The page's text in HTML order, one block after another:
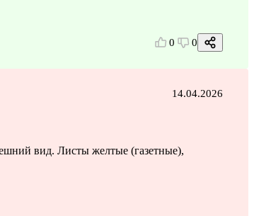
0 0
14.04.2026
вид. Листы желтые (газетные),